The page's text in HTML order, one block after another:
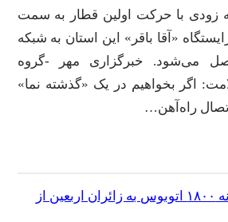
به زودی با حرکت اولین قطار به سمت
«آقا باقر» این استان به شبکه
می‌شود. خبرگزاری مهر -گروه
اگر بخواهیم در یک «گذشته نما»
راه‌آهن…